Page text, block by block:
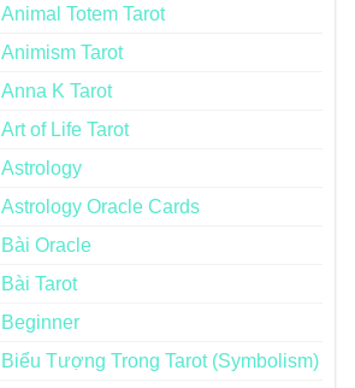
Animal Totem Tarot
Animism Tarot
Anna K Tarot
Art of Life Tarot
Astrology
Astrology Oracle Cards
Bài Oracle
Bài Tarot
Beginner
Biểu Tượng Trong Tarot (Symbolism)